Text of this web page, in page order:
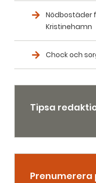
Nödbostäder
Kristinehamn
Chock och
Tipsa
Prenumerera